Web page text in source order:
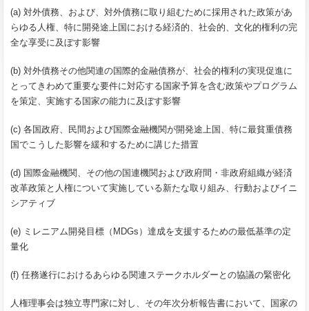
(a) 対外債務、および、対外債務に取り組むために採用された政策があ
らゆる人権、特に開発途上国における経済的、社会的、文化的権利の完
全な享受に及ぼす影響
(b) 対外債務その他関連の国際的金融債務が、社会的権利の実現促進に
とってきわめて重要な要件に対応する国家予算を含む政策やプログラム
を策定、実施する国家の能力に及ぼす影響
(c) 各国政府、民間および国際金融機関が開発途上国、特に最貧重債務
国でこうした影響を緩和するために講じた措置
(d) 国際金融機関、その他の国連機関および政府間・非政府組織が経済
改革政策と人権について実施している新たな取り組み、行動およびイニ
シアティブ
(e) ミレニアム開発目標（MDGs）達成を支援するための最低基準の定
量化
(f) 任務遂行におけるあらゆる関連ステークホルダーとの協議の緊密化
人権理事会は独立専門家に対し、その年次分析報告書において、国家の